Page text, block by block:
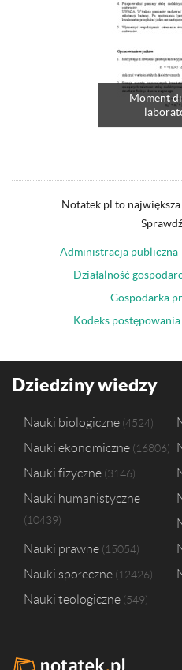
Moment
Notatek.pl to największa
Administracja publiczna
Działalność
Gospodarka
Kodeks
Dziedziny wiedzy
Nauki biologiczne 4524
Nauki ekonomiczne 16806
Nauki fizyczne 3146
Nauki humanistyczne
10439
Nauki prawne 15054
Nauki społeczne 12426
Nauki teologiczne 549